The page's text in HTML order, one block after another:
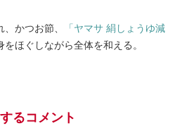
かつお節、
「ヤマサ 絹しょうゆ減
ほぐしながら全体を和える。
るコメント